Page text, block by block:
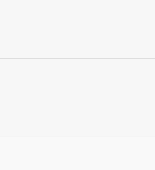
visualiza el contenido.
de error...